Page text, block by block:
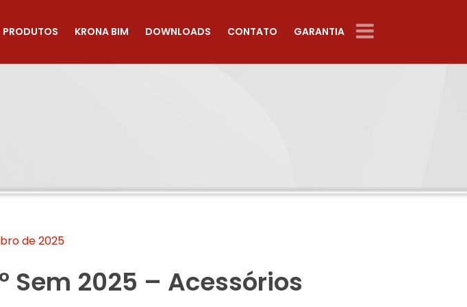
PRODUTOS KRONA BIM DOWNLOADS CONTATO GARANTIA
de 2025
Sem 2025 – Acessórios